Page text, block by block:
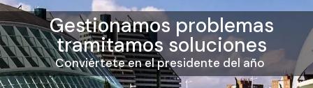
Gestionamos problemas
tramitamos soluciones
Conviértete en el presidente del año